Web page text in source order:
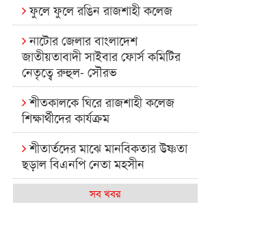
ফুলে ফুলে রঙিন রাজশাহী কলেজ
নাটোর জেলার বাংলাদেশ
জাতীয়তাবাদী সাইবার ফোর্স কমিটির
নেতৃত্বে রুহুল- সৌরভ
শীতকালকে ঘিরে রাজশাহী কলেজ
শিক্ষার্থীদের কার্যক্রম
শীতার্তদের মাঝে মানবিকতার উষ্ণতা
ছড়াল বিএনপি নেতা মহসীন
রাজশাহী কলেজের মিষ্টি বিকেল
সব খবর